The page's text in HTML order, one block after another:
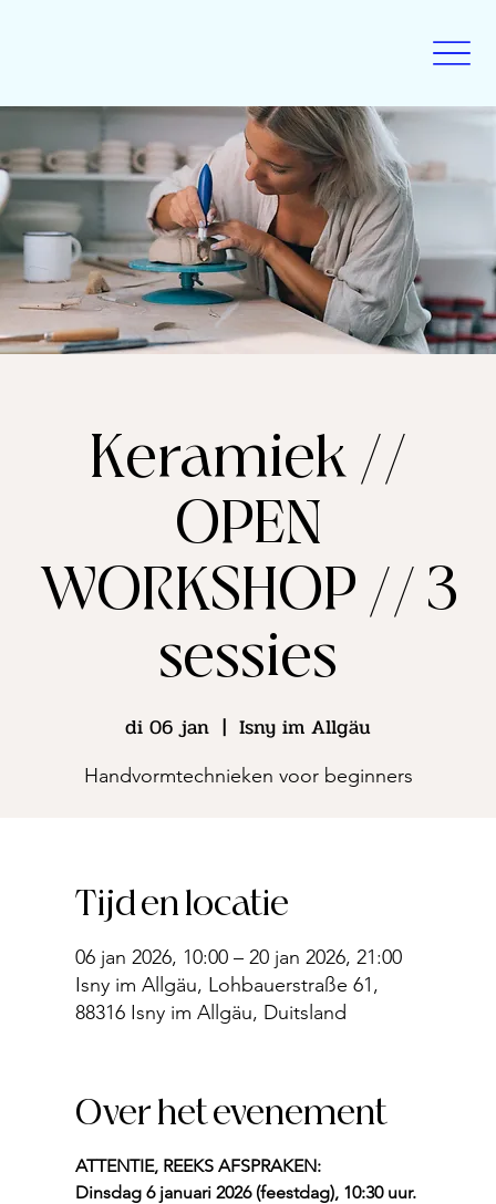
Keramiek //
OPEN
WORKSHOP // 3
sessies
di 06 jan
  |
Isny im Allgäu
Handvormtechnieken voor beginners
Tijd en locatie
06 jan 2026, 10:00 – 20 jan 2026, 21:00
Isny im Allgäu, Lohbauerstraße 61,
88316 Isny im Allgäu, Duitsland
Over het evenement
ATTENTIE, REEKS AFSPRAKEN:
Dinsdag 6 januari 2026 (feestdag), 10:30 uur.